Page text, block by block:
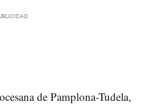
de Pamplona-Tudela,